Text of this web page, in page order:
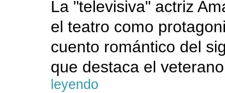
La "televisiva" actriz
el teatro como
cuento romántico del
que destaca el
leyendo